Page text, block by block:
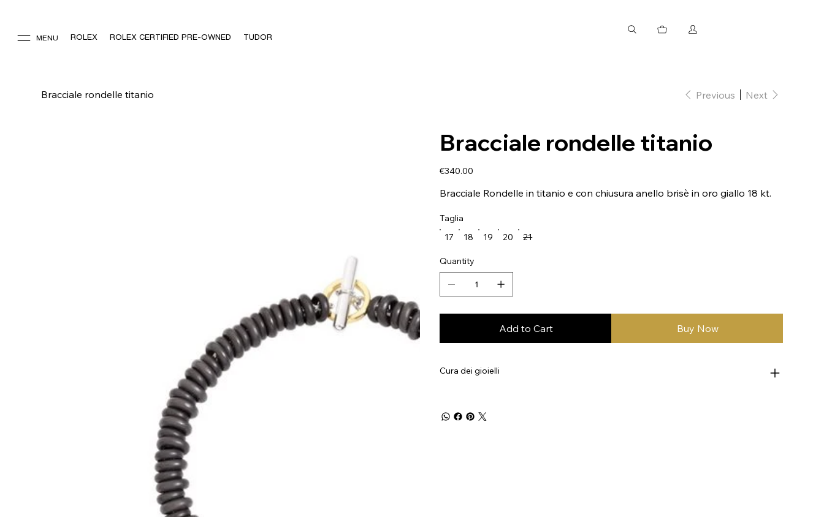
MENU ROLEX ROLEX CERTIFIED PRE-OWNED TUDOR
Bracciale rondelle titanio Previous Next
Bracciale rondelle titanio
Price
€340.00
Bracciale Rondelle in titanio e con chiusura anello brisè in oro giallo 18 kt.
17 18 19 20 21
Taglia
Quantity
Add to Cart Buy Now
Cura dei gioielli